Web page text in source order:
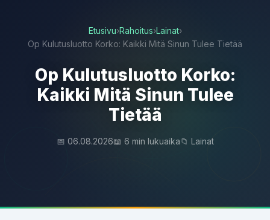
Etusivu›Rahoitus›Lainat›
Op Kulutusluotto Korko: Kaikki Mitä Sinun Tulee Tietää
Op Kulutusluotto Korko:
Kaikki Mitä Sinun Tulee
Tietää
📅 06.08.2026📖 6 min lukuaika📁 Lainat